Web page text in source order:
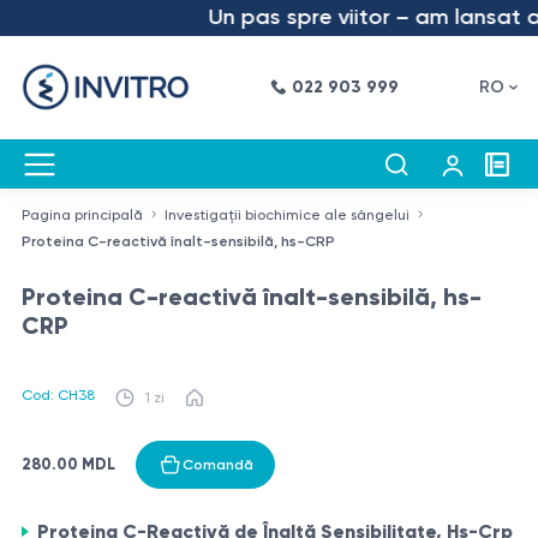
Un pas spre viitor – am lansat
022 903 999 RO
Pagina principală
Investigații biochimice ale sângelui
Proteina C-reactivă înalt-sensibilă, hs-CRP
Proteina C-reactivă înalt-sensibilă, hs-
CRP
Cod: CH38 1 zi
280.00 MDL Comandă
Proteina C-Reactivă de Înaltă Sensibilitate, Hs-Crp